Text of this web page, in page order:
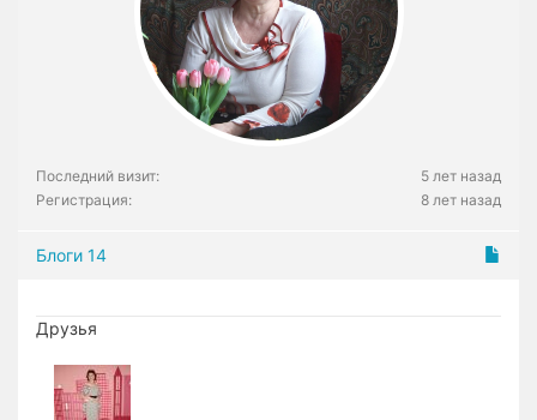
Последний визит:
5 лет назад
Регистрация:
8 лет назад
Блоги 14
Друзья